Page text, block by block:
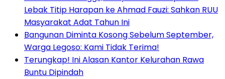
Lebak Titip Harapan ke Ahmad Fauzi: Sahkan RUU
Masyarakat Adat Tahun Ini
Bangunan Diminta Kosong Sebelum September,
Warga Legoso: Kami Tidak Terima!
Terungkap! Ini Alasan Kantor Kelurahan Rawa
Buntu Dipindah